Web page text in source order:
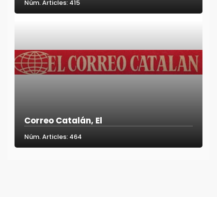
Núm. Articles: 415
Correo Catalán, El
Núm. Articles: 464